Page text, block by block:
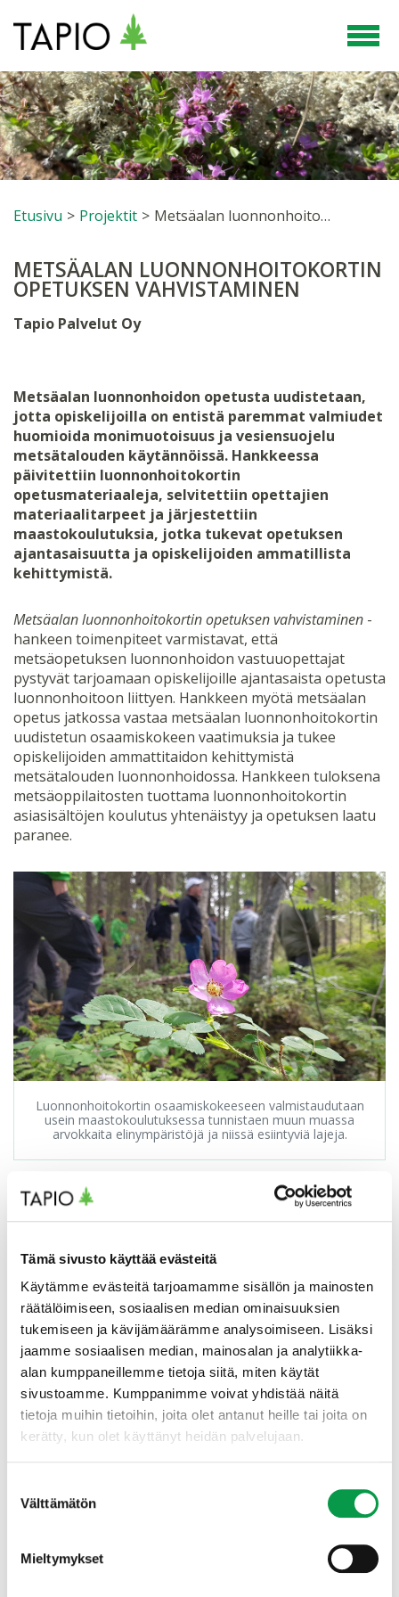
Tämä sivusto käyttää evästeitä
Käytämme evästeitä tarjoamamme sisällön ja mainosten
räätälöimiseen, sosiaalisen median ominaisuuksien
tukemiseen ja kävijämäärämme analysoimiseen. Lisäksi
jaamme sosiaalisen median, mainosalan ja analytiikka-
alan kumppaneillemme tietoja siitä, miten käytät
sivustoamme. Kumppanimme voivat yhdistää näitä
tietoja muihin tietoihin, joita olet antanut heille tai joita on
kerätty, kun olet käyttänyt heidän palvelujaan.
valinta
Välttämätön
Mieltymykset
Etusivu > Projektit > Metsäalan luonnonhoitokortin opetuksen vahvistaminen
METSÄALAN LUONNONHOITOKORTIN
OPETUKSEN VAHVISTAMINEN
Tapio Palvelut Oy
Metsäalan luonnonhoidon opetusta uudistetaan,
jotta opiskelijoilla on entistä paremmat valmiudet
huomioida monimuotoisuus ja vesiensuojelu
metsätalouden käytännöissä. Hankkeessa
päivitettiin luonnonhoitokortin
opetusmateriaaleja, selvitettiin opettajien
materiaalitarpeet ja järjestettiin
maastokoulutuksia, jotka tukevat opetuksen
ajantasaisuutta ja opiskelijoiden ammatillista
kehittymistä.
Metsäalan luonnonhoitokortin opetuksen vahvistaminen -
hankeen toimenpiteet varmistavat, että
metsäopetuksen luonnonhoidon vastuuopettajat
pystyvät tarjoamaan opiskelijoille ajantasaista opetusta
luonnonhoitoon liittyen. Hankkeen myötä metsäalan
opetus jatkossa vastaa metsäalan luonnonhoitokortin
uudistetun osaamiskokeen vaatimuksia ja tukee
opiskelijoiden ammattitaidon kehittymistä
metsätalouden luonnonhoidossa. Hankkeen tuloksena
metsäoppilaitosten tuottama luonnonhoitokortin
asiasisältöjen koulutus yhtenäistyy ja opetuksen laatu
paranee.
Luonnonhoitokortin osaamiskokeeseen valmistaudutaan
usein maastokoulutuksessa tunnistaen muun muassa
arvokkaita elinympäristöjä ja niissä esiintyviä lajeja.
Luonnon monimuotoisuuden ja vesiensuojelun
huomioiminen on olennainen osa kestävää
perusopinnoissa ja työuran aikana tukee
metsäteollisuuden tavoitteita lisätä työntekijöidensä
tietotaitoa ja motivaatiota. Luonnonhoitokortti on
osoitus metsäalan opiskelijoiden ja ammattilaisten
kyvystä tunnistaa luontoarvoja ja hallita talousmetsien
luonnonhoitoa. Oppilaitoksilla ja opettajilla on
keskeinen rooli valmentavan opetuksen tarjoajina.
Hankkeessa tuotettiin uudistettaviin opetussisältöihin
ja osaamistavoitteisiin pohjautuvaa materiaalia sekä
monimuotoisuuden turvaamista ja riskien hallintaa
metsätalouden arjessa.
Metsäkoulutus ry yhdessä jäsentensä kanssa toteutti
hanketta, jossa päätoteuttajana on Tapio Palvelut Oy.